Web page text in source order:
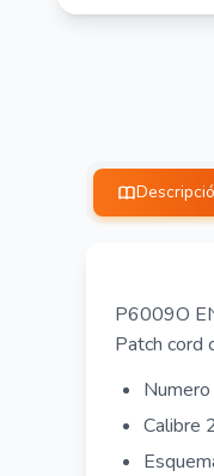
P6009O
Patch cord
Calibre